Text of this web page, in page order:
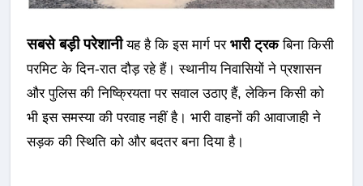
सबसे बड़ी परेशानीयह है कि इस मार्ग पर भारी ट्रकबिना किसी
परमिट के दिन-रात दौड़ रहे हैं। स्थानीय निवासियों ने प्रशासन
और पुलिस की निष्क्रियता पर सवाल उठाए हैं, लेकिन किसी को
भी इस समस्या की परवाह नहीं है। भारी वाहनों की आवाजाही ने
सड़क की स्थिति को और बदतर बना दिया है।